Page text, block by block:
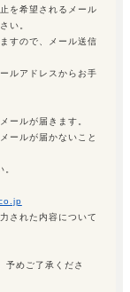
を希望されるメール
い。
すので、メール送信
ルアドレスからお手
ールが届きます。
ールが届かないこと
された内容について
予めご了承くださ